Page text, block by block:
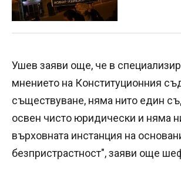
Ушев заяви още, че в
мнението на Конституционния
съществуване, няма нито един
освен чисто юридически и няма
върховната инстанция на
безпристрастност", заяви още